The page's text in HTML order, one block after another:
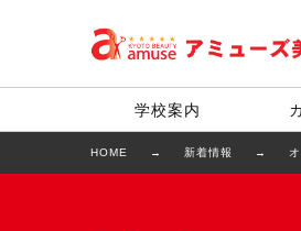
学校案内
HOME 新着情報